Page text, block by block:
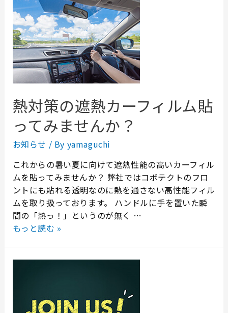
熱対策の遮熱カーフィルム貼
ってみませんか？
お知らせ / By yamaguchi
これからの暑い夏に向けて遮熱性能の高いカーフィル
ムを貼ってみませんか？ 弊社ではコボテクトのフロ
ントにも貼れる透明なのに熱を通さない高性能フィル
ムを取り扱っております。 ハンドルに手を置いた瞬
間の「熱っ！」というのが無く …
もっと読む »